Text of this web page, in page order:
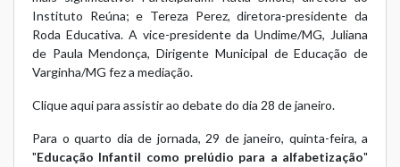
Instituto Reúna; e Tereza Perez, diretora-presidente da
Roda Educativa. A vice-presidente da Undime/MG, Juliana
de Paula Mendonça, Dirigente Municipal de Educação de
Varginha/MG fez a mediação.
Clique aqui para assistir ao debate do dia 28 de janeiro.
Para o quarto dia de jornada, 29 de janeiro, quinta-feira, a
"Educação Infantil como prelúdio para a alfabetização"